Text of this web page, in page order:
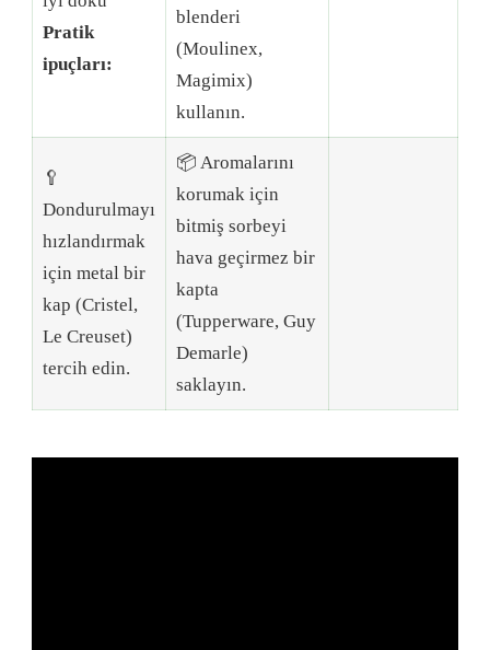
Pratik
ipuçları:
blenderi
(Moulinex,
Magimix)
kullanın.
🥄
Dondurulmayı
hızlandırmak
için metal bir
kap (Cristel,
Le Creuset)
tercih edin.
📦 Aromalarını
korumak için
bitmiş sorbeyi
hava geçirmez bir
kapta
(Tupperware, Guy
Demarle)
saklayın.